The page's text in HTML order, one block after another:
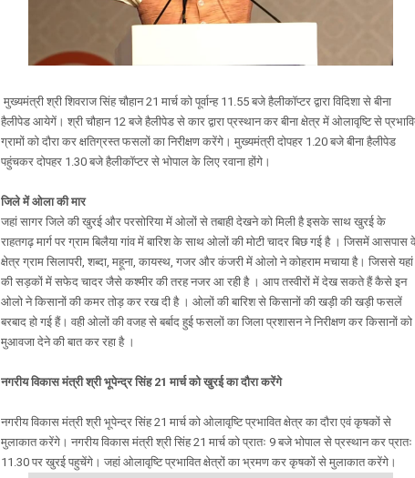
मुख्यमंत्री श्री शिवराज सिंह चौहान 21 मार्च को पूर्वान्ह 11.55 बजे हैलीकॉप्टर द्वारा विदिशा से बीना
हैलीपेड आयेगें। श्री चौहान 12 बजे हैलीपेड से कार द्वारा प्रस्थान कर बीना क्षेत्र में ओलावृष्टि से
ग्रामों को दौरा कर क्षतिग्रस्त फसलों का निरीक्षण करेंगे। मुख्यमंत्री दोपहर 1.20 बजे बीना हैलीपेड
पहुंचकर दोपहर 1.30 बजे हैलीकॉप्टर से भोपाल के लिए रवाना होंगे।
जिले में ओला की मार
जहां सागर जिले की खुरई और परसोरिया में ओलों से तबाही देखने को मिली है इसके साथ खुरई के
राहतगढ़ मार्ग पर ग्राम बिलैया गांव में बारिश के साथ ओलों की मोटी चादर बिछ गई है । जिसमें आसपास
क्षेत्र ग्राम सिलापरी, शब्दा, महूना, कायस्थ, गजर और कंजरी में ओलो ने कोहराम मचाया है। जिससे यहां
की सड़कों में सफेद चादर जैसे कश्मीर की तरह नजर आ रही है । आप तस्वीरों में देख सकते हैं कैसे इन
ओलो ने किसानों की कमर तोड़ कर रख दी है । ओलों की बारिश से किसानों की खड़ी की खड़ी फसलें
बरबाद हो गई हैं। वही ओलों की वजह से बर्बाद हुई फसलों का जिला प्रशासन ने निरीक्षण कर किसानों को
मुआवजा देने की बात कर रहा है ।
नगरीय विकास मंत्री श्री भूपेन्द्र सिंह 21 मार्च को खुरई का दौरा करेंगे
नगरीय विकास मंत्री श्री भूपेन्द्र सिंह 21 मार्च को ओलावृष्टि प्रभावित क्षेत्र का दौरा एवं कृषकों से
मुलाकात करेंगे। नगरीय विकास मंत्री श्री सिंह 21 मार्च को प्रातः 9 बजे भोपाल से प्रस्थान कर प्रातः
11.30 पर खुरई पहुचेंगे। जहां ओलावृष्टि प्रभावित क्षेत्रों का भ्रमण कर कृषकों से मुलाकात करेंगे।